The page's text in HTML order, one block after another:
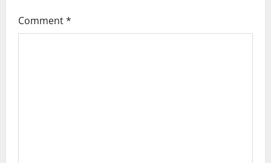
g
a
Comment*